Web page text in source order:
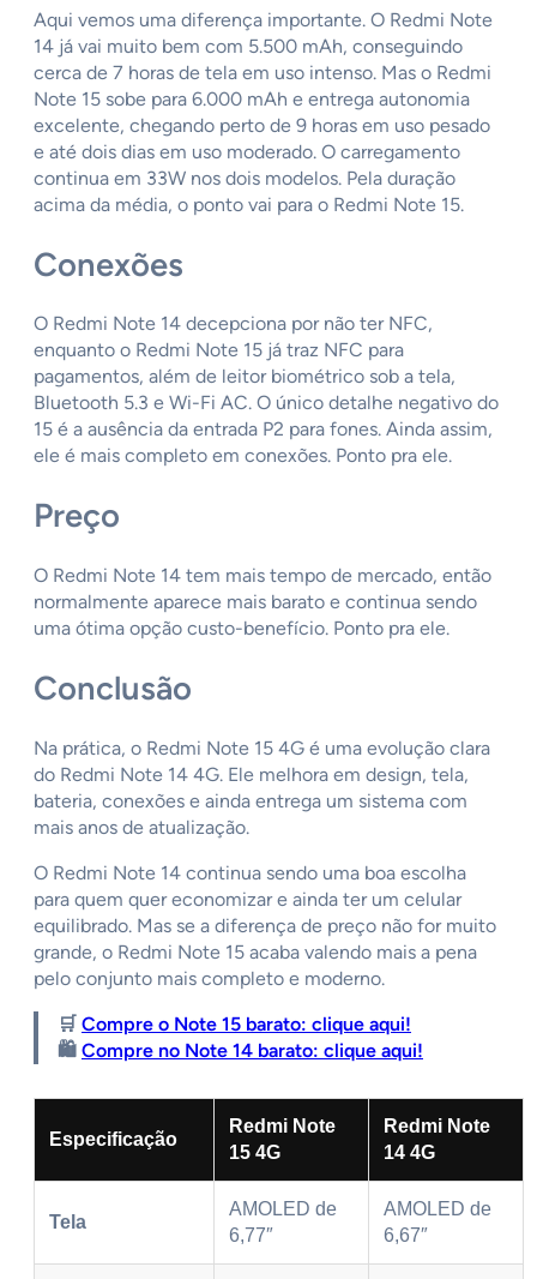
Aqui vemos uma diferença importante. O Redmi Note
14 já vai muito bem com 5.500 mAh, conseguindo
cerca de 7 horas de tela em uso intenso. Mas o Redmi
Note 15 sobe para 6.000 mAh e entrega autonomia
excelente, chegando perto de 9 horas em uso pesado
e até dois dias em uso moderado. O carregamento
continua em 33W nos dois modelos. Pela duração
acima da média, o ponto vai para o Redmi Note 15.
Conexões
O Redmi Note 14 decepciona por não ter NFC,
enquanto o Redmi Note 15 já traz NFC para
pagamentos, além de leitor biométrico sob a tela,
Bluetooth 5.3 e Wi-Fi AC. O único detalhe negativo do
15 é a ausência da entrada P2 para fones. Ainda assim,
ele é mais completo em conexões. Ponto pra ele.
Preço
O Redmi Note 14 tem mais tempo de mercado, então
normalmente aparece mais barato e continua sendo
uma ótima opção custo-benefício. Ponto pra ele.
Conclusão
Na prática, o Redmi Note 15 4G é uma evolução clara
do Redmi Note 14 4G. Ele melhora em design, tela,
bateria, conexões e ainda entrega um sistema com
mais anos de atualização.
O Redmi Note 14 continua sendo uma boa escolha
para quem quer economizar e ainda ter um celular
equilibrado. Mas se a diferença de preço não for muito
grande, o Redmi Note 15 acaba valendo mais a pena
pelo conjunto mais completo e moderno.
🛒 Compre o Note 15 barato: clique aqui!
🛍️ Compre no Note 14 barato: clique aqui!
Especificação
Redmi Note
15 4G
Redmi Note
14 4G
Tela
AMOLED de
6,77″
AMOLED de
6,67″